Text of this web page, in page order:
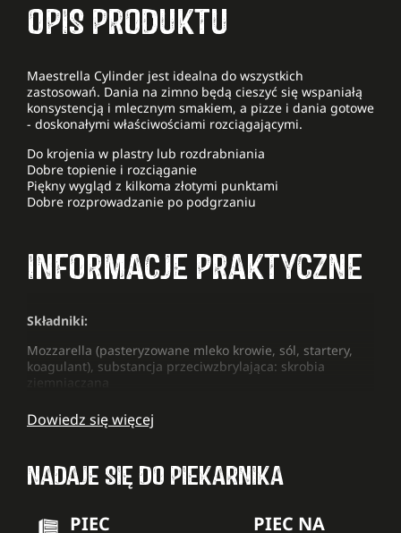
OPIS PRODUKTU
Maestrella Cylinder jest idealna do wszystkich
zastosowań. Dania na zimno będą cieszyć się wspaniałą
konsystencją i mlecznym smakiem, a pizze i dania gotowe
- doskonałymi właściwościami rozciągającymi.
Do krojenia w plastry lub rozdrabniania
Dobre topienie i rozciąganie
Piękny wygląd z kilkoma złotymi punktami
Dobre rozprowadzanie po podgrzaniu
INFORMACJE PRAKTYCZNE
Składniki:
Mozzarella (pasteryzowane mleko krowie, sól, startery,
koagulant), substancja przeciwzbrylająca: skrobia
ziemniaczana
Dowiedz się więcej
NADAJE SIĘ DO PIEKARNIKA
PIEC PIEC NA